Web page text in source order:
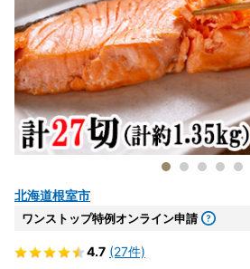
北海道根室市
ワンストップ特例オンライン申請
4.7 (27件)